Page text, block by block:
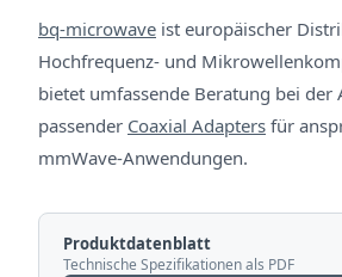
bq-microwave ist europäischer
Hochfrequenz- und
bietet umfassende Beratung bei der
passender Coaxial Adapters für
mmWave-Anwendungen.
Produktdatenblatt
Technische Spezifikationen als PDF